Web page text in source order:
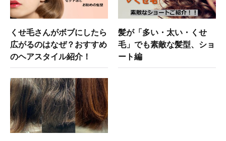
くせ毛さんがボブにしたら
広がるのはなぜ？おすすめ
のヘアスタイル紹介！
髪が「多い・太い・くせ
毛」でも素敵な髪型、ショ
ート編